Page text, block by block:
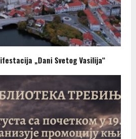
„Dani Svetog Vasilija“